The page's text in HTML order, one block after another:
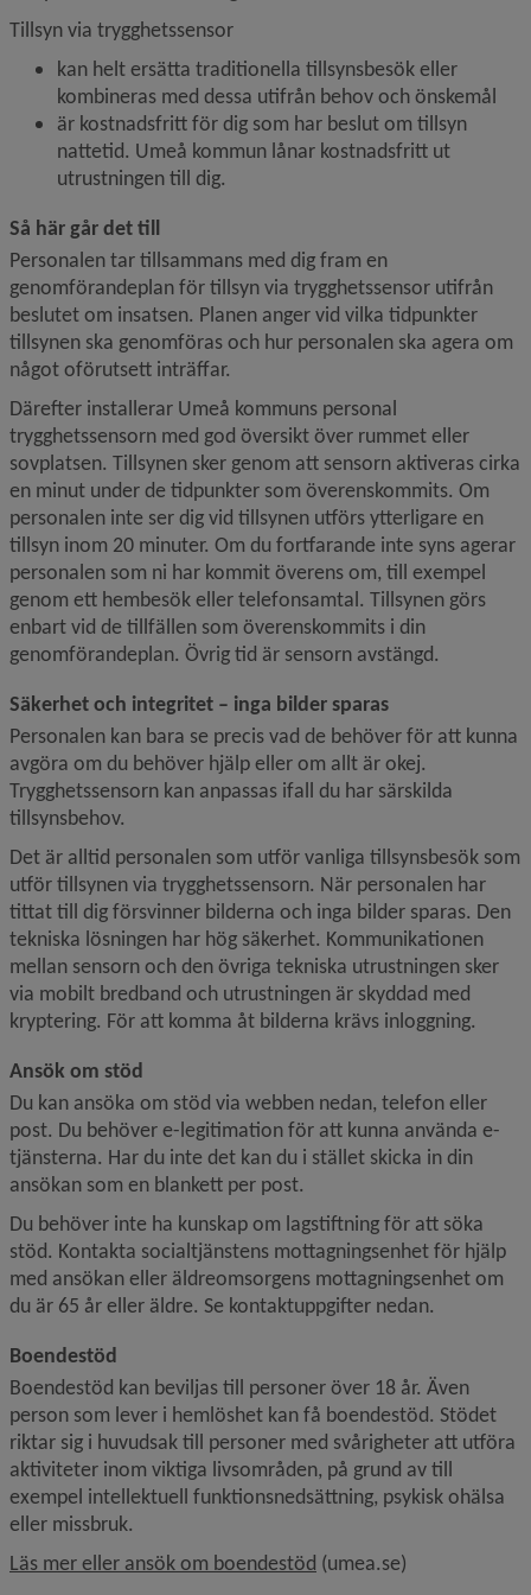
Tillsyn via trygghetssensor
kan helt ersätta traditionella tillsynsbesök eller
kombineras med dessa utifrån behov och önskemål
är kostnadsfritt för dig som har beslut om tillsyn
nattetid. Umeå kommun lånar kostnadsfritt ut
utrustningen till dig.
Så här går det till
Personalen tar tillsammans med dig fram en
genomförandeplan för tillsyn via trygghetssensor utifrån
beslutet om insatsen. Planen anger vid vilka tidpunkter
tillsynen ska genomföras och hur personalen ska agera om
något oförutsett inträffar.
Därefter installerar Umeå kommuns personal
trygghetssensorn med god översikt över rummet eller
sovplatsen. Tillsynen sker genom att sensorn aktiveras cirka
en minut under de tidpunkter som överenskommits. Om
personalen inte ser dig vid tillsynen utförs ytterligare en
tillsyn inom 20 minuter. Om du fortfarande inte syns agerar
personalen som ni har kommit överens om, till exempel
genom ett hembesök eller telefonsamtal. Tillsynen görs
enbart vid de tillfällen som överenskommits i din
genomförandeplan. Övrig tid är sensorn avstängd.
Säkerhet och integritet – inga bilder sparas
Personalen kan bara se precis vad de behöver för att kunna
avgöra om du behöver hjälp eller om allt är okej.
Trygghetssensorn kan anpassas ifall du har särskilda
tillsynsbehov.
Det är alltid personalen som utför vanliga tillsynsbesök som
utför tillsynen via trygghetssensorn. När personalen har
tittat till dig försvinner bilderna och inga bilder sparas. Den
tekniska lösningen har hög säkerhet. Kommunikationen
mellan sensorn och den övriga tekniska utrustningen sker
via mobilt bredband och utrustningen är skyddad med
kryptering. För att komma åt bilderna krävs inloggning.
Ansök om stöd
Du kan ansöka om stöd via webben nedan, telefon eller
post. Du behöver e-legitimation för att kunna använda e-
tjänsterna. Har du inte det kan du i stället skicka in din
ansökan som en blankett per post.
Du behöver inte ha kunskap om lagstiftning för att söka
stöd. Kontakta socialtjänstens mottagningsenhet för hjälp
med ansökan eller äldreomsorgens mottagningsenhet om
du är 65 år eller äldre. Se kontaktuppgifter nedan.
Boendestöd
Boendestöd kan beviljas till personer över 18 år. Även
person som lever i hemlöshet kan få boendestöd. Stödet
riktar sig i huvudsak till personer med svårigheter att utföra
aktiviteter inom viktiga livsområden, på grund av till
exempel intellektuell funktionsnedsättning, psykisk ohälsa
eller missbruk.
Läs mer eller ansök om boendestöd (umea.se)